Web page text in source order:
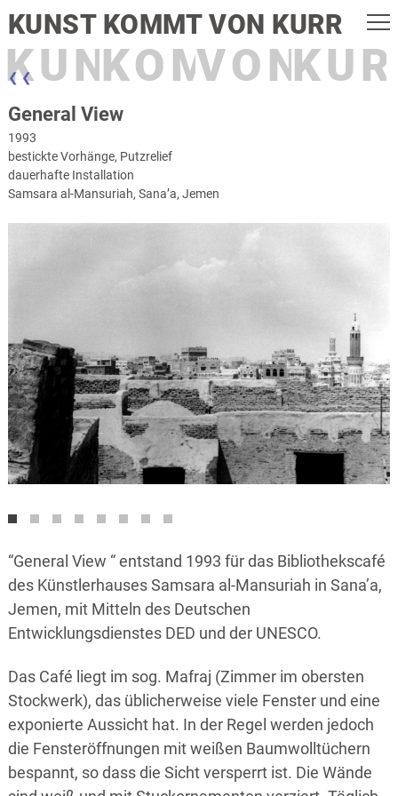
KUNST KOMMT VON KURR
KUNSTKOMMT
VON
❮ ❮
General View
1993
bestickte Vorhänge, Putzrelief
dauerhafte Installation
Samsara al-Mansuriah, Sana’a, Jemen
“General View “ entstand 1993 für das Bibliothekscafé
des Künstlerhauses Samsara al-Mansuriah in Sana’a,
Jemen, mit Mitteln des Deutschen
Entwicklungsdienstes DED und der UNESCO.
Das Café liegt im sog. Mafraj (Zimmer im obersten
Stockwerk), das üblicherweise viele Fenster und eine
exponierte Aussicht hat. In der Regel werden jedoch
die Fensteröffnungen mit weißen Baumwolltüchern
bespannt, so dass die Sicht versperrt ist. Die Wände